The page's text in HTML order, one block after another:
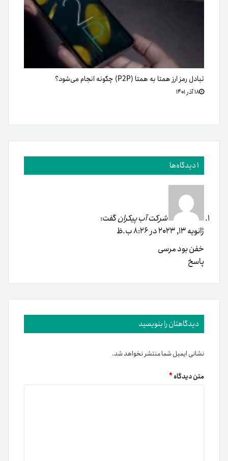
تبادل رمز ارز همتا به همتا (P2P) چگونه انجام می‌شود؟
۱۸ آذر ۱۴۰۱
1 دیدگاه‌ها
شرکت آب پیکرانگفت:
ژانویه 13, 2023 در 8:26 ب.ظ
خفن بود مرسی
پاسخ
دیدگاهتان را بنویسید
نشانی ایمیل شما منتشر نخواهد شد.
متن دیدگاه*